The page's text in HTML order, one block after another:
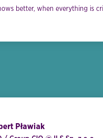
better, when everything is
Pławiak